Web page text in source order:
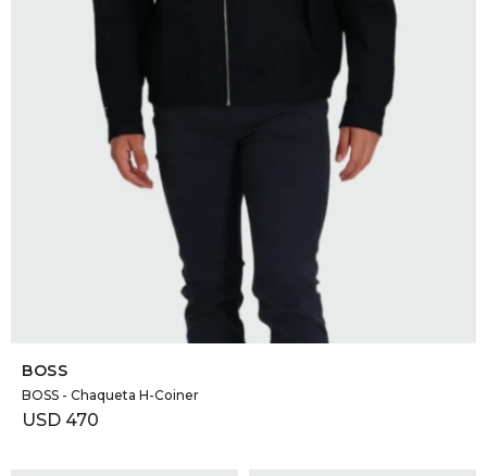
SELECCIONAR TALLE
BOSS
BOSS - Chaqueta H-Coiner
USD 470